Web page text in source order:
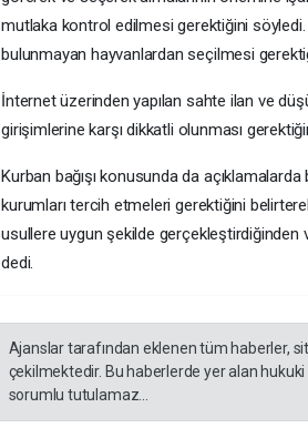
mutlaka kontrol edilmesi gerektiğini söyledi.
bulunmayan hayvanlardan seçilmesi
İnternet üzerinden yapılan sahte ilan ve
girişimlerine karşı dikkatli olunması
Kurban bağışı konusunda da
kurumları tercih etmeleri gerektiğini
usullere uygun şekilde gerçekleştirdiğinden
dedi.
Ajanslar tarafından eklenen tüm haberler,
çekilmektedir. Bu haberlerde yer alan
sorumlu tutulamaz...